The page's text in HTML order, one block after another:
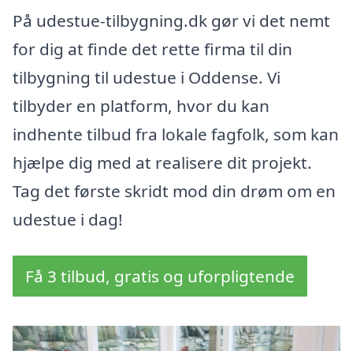
På udestue-tilbygning.dk gør vi det nemt
for dig at finde det rette firma til din
tilbygning til udestue i Oddense. Vi
tilbyder en platform, hvor du kan
indhente tilbud fra lokale fagfolk, som kan
hjælpe dig med at realisere dit projekt.
Tag det første skridt mod din drøm om en
udestue i dag!
Få 3 tilbud, gratis og uforpligtende